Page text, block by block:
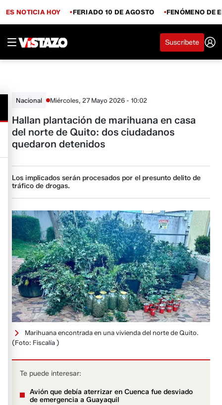
ES NOTICIA HOY FERIADO 10 DE AGOSTO FENÓMENO DE
Suscríbete
Nacional Miércoles, 27 Mayo 2026 - 10:02
Hallan plantación de marihuana en casa
del norte de Quito: dos ciudadanos
quedaron detenidos
Los implicados serán procesados por el presunto delito de
tráfico de drogas.
Marihuana encontrada en una vivienda del norte de Quito.
(Foto: Fiscalía )
Te puede interesar:
Avión que debía aterrizar en Cuenca fue desviado
de emergencia a Guayaquil